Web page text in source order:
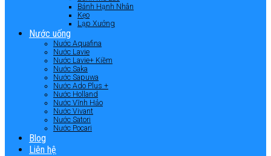
Bánh Hạnh Nhân
Kẹo
Lạp Xưởng
Nước uống
Nước Aquafina
Nước Lavie
Nước Lavie+ Kiềm
Nước Saka
Nước Sapuwa
Nước Ado Plus +
Nước Holland
Nước Vĩnh Hảo
Nước Vivant
Nước Satori
Nước Pocari
Blog
Liên hệ